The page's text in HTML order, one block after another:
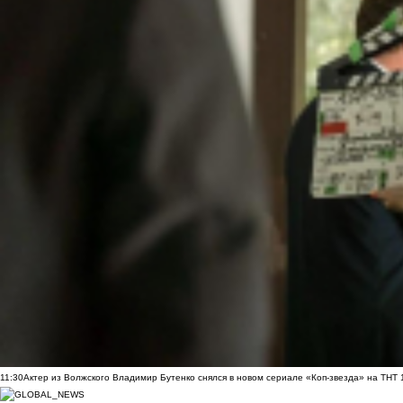
11:30Актер из Волжского Владимир Бутенко снялся в новом сериале «Коп-звезда» на ТНТ